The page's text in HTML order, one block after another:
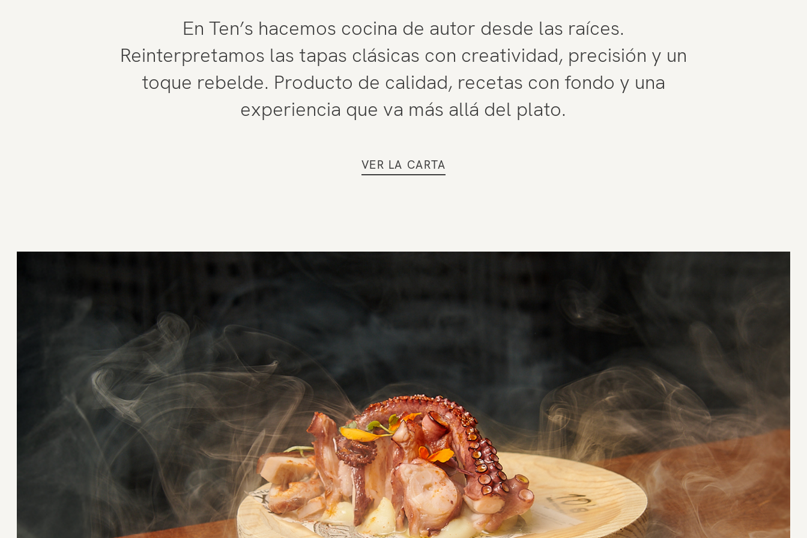
En Ten’s hacemos cocina de autor desde las raíces.
Reinterpretamos las tapas clásicas con creatividad, precisión y un
toque rebelde. Producto de calidad, recetas con fondo y una
experiencia que va más allá del plato.
VER LA CARTA